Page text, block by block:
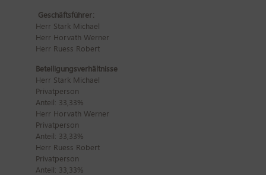
Geschäftsführer:
Herr Stark Michael
Herr Horvath Werner
Herr Ruess Robert
Beteiligungsverhältnisse
Herr Stark Michael
Privatperson
Anteil: 33,33%
Herr Horvath Werner
Privatperson
Anteil: 33,33%
Herr Ruess Robert
Privatperson
Anteil: 33,33%